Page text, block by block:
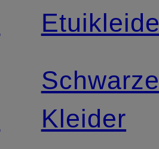
Kleider